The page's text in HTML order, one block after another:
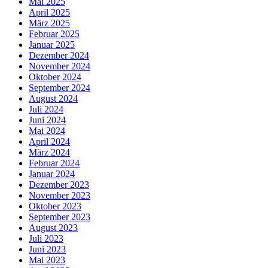
April 2025
März 2025
Februar 2025
Januar 2025
Dezember 2024
November 2024
Oktober 2024
September 2024
August 2024
Juli 2024
Juni 2024
Mai 2024
April 2024
März 2024
Februar 2024
Januar 2024
Dezember 2023
November 2023
Oktober 2023
September 2023
August 2023
Juli 2023
Juni 2023
Mai 2023